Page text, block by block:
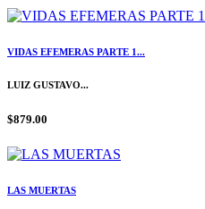
VIDAS EFEMERAS PARTE 1...
LUIZ GUSTAVO...
$879.00
LAS MUERTAS